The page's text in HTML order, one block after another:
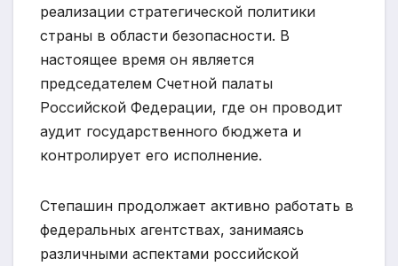
реализации стратегической политики
страны в области безопасности. В
настоящее время он является
председателем Счетной палаты
Российской Федерации, где он проводит
аудит государственного бюджета и
контролирует его исполнение.
Степашин продолжает активно работать в
федеральных агентствах, занимаясь
различными аспектами российской